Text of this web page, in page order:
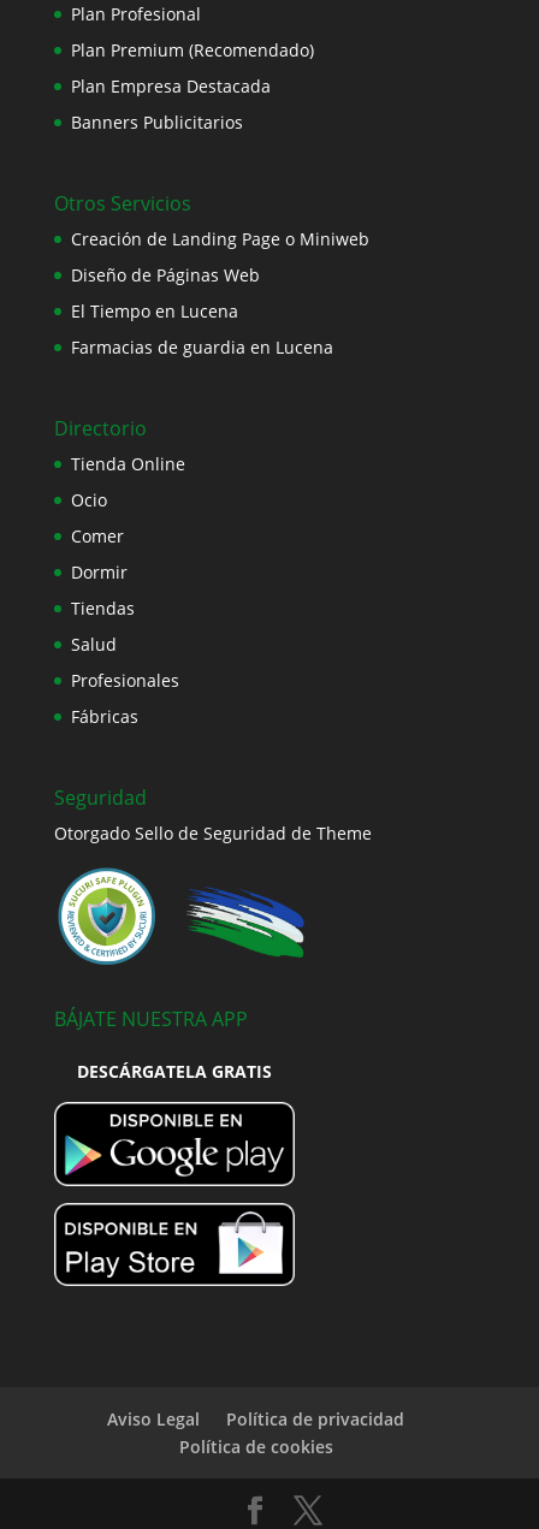
Plan Profesional
Plan Premium (Recomendado)
Plan Empresa Destacada
Banners Publicitarios
Otros Servicios
Creación de Landing Page o Miniweb
Diseño de Páginas Web
El Tiempo en Lucena
Farmacias de guardia en Lucena
Directorio
Tienda Online
Ocio
Comer
Dormir
Tiendas
Salud
Profesionales
Fábricas
Seguridad
Otorgado Sello de Seguridad de Theme
BÁJATE NUESTRA APP
DESCÁRGATELA GRATIS
Aviso Legal
Política de privacidad
Política de cookies